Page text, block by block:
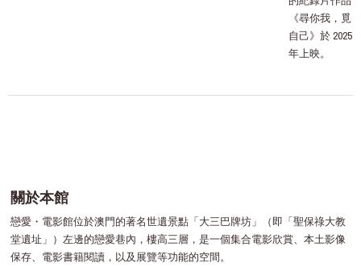
《尋你我，覓
自己》於 2025
年上映。
關於本館
戀愛・電影館位於澳門的著名世遺景點「大三巴牌坊」（即「聖保祿大教
堂遺址」）左邊的戀愛巷內，樓高三層，是一個集合電影欣賞、本土影像
保存、電影書籍閱讀，以及展覽等功能的空間。